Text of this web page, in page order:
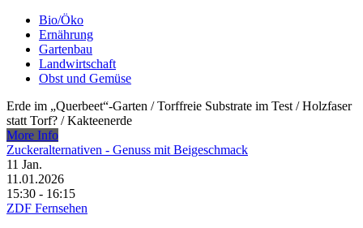
Bio/Öko
Ernährung
Gartenbau
Landwirtschaft
Obst und Gemüse
Erde im „Querbeet“-Garten /​ Torffreie Substrate im Test /​ Holzfaser
statt Torf? /​ Kakteenerde
More Info
Zuckeralternativen - Genuss mit Beigeschmack
11 Jan.
11.01.2026
15:30 - 16:15
ZDF Fernsehen